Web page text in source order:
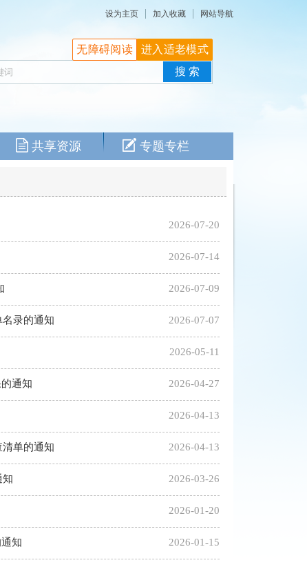
设为主页 加入收藏 网站导航
共享资源 专题专栏
无障碍阅读 进入适老模式
2026-07-20
2026-07-14
2026-07-09
2026-07-07
录的通知
2026-05-11
2026-04-27
通知
2026-04-13
2026-04-13
单的通知
2026-03-26
知
2026-01-20
2026-01-15
知